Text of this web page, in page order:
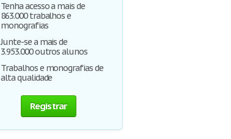
Tenha acesso a mais de
863.000 trabalhos e
monografias
Junte-se a mais de
3.953.000 outros alunos
Trabalhos e monografias de
alta qualidade
Registrar